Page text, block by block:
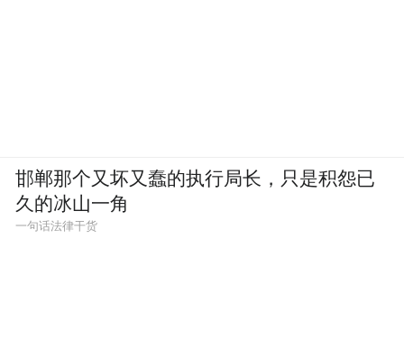
邯郸那个又坏又蠢的执行局长，只是积怨已
久的冰山一角
一句话法律干货